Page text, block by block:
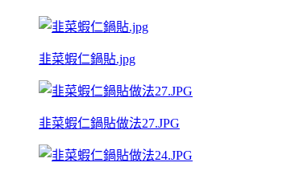
韭菜蝦仁鍋貼.jpg
韭菜蝦仁鍋貼做法27.JPG